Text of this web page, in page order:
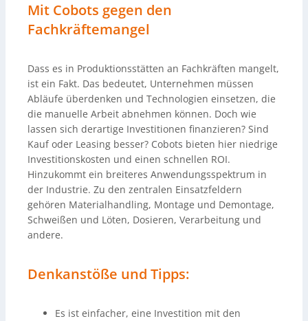
Mit Cobots gegen den
Fachkräftemangel
Dass es in Produktionsstätten an Fachkräften mangelt,
ist ein Fakt. Das bedeutet, Unternehmen müssen
Abläufe überdenken und Technologien einsetzen, die
die manuelle Arbeit abnehmen können. Doch wie
lassen sich derartige Investitionen finanzieren? Sind
Kauf oder Leasing besser? Cobots bieten hier niedrige
Investitionskosten und einen schnellen ROI.
Hinzukommt ein breiteres Anwendungsspektrum in
der Industrie. Zu den zentralen Einsatzfeldern
gehören Materialhandling, Montage und Demontage,
Schweißen und Löten, Dosieren, Verarbeitung und
andere.
Denkanstöße und Tipps:
Es ist einfacher, eine Investition mit den